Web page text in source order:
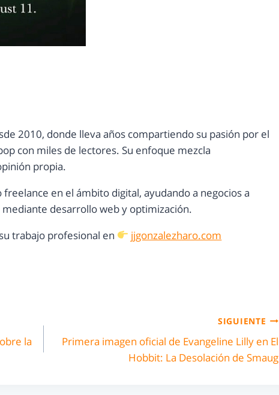
2010, donde lleva años compartiendo su pasión por el
con miles de lectores. Su enfoque mezcla
propia.
en el ámbito digital, ayudando a negocios a
desarrollo web y optimización.
trabajo profesional en
jjgonzalezharo.com
la
SIGUIENTE
Primera imagen oficial de Evangeline Lilly en El
Hobbit: La Desolación de Smaug